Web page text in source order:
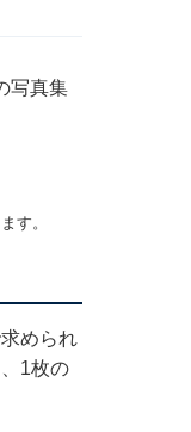
写真集
す。
められ
1枚の